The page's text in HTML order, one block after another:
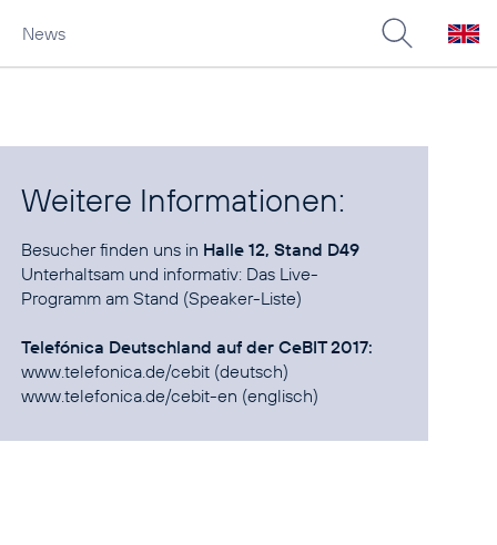
News
Weitere Informationen:
Besucher finden uns in Halle 12, Stand D49
Unterhaltsam und informativ: Das Live-
Programm am Stand (Speaker-Liste)
Telefónica Deutschland auf der CeBIT 2017:
www.telefonica.de/cebit
www.telefonica.de/cebit-en (englisch)